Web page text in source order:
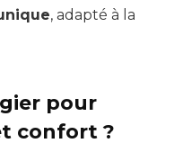
, adapté à la
pour
confort ?